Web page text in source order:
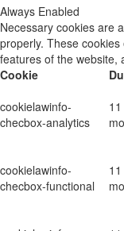
Always Enabled
Necessary cookies are
properly. These
features of the website,
Cookie
cookielawinfo-
checbox-analytics
11
cookielawinfo-
checbox-functional
11